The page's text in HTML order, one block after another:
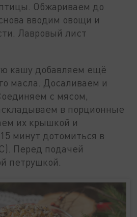
Обжариваем до
вводим овощи и
Лавровый лист
кашу добавляем ещё
масла. Досаливаем и
с мясом,
в порционные
их крышкой и
минут дотомиться в
Перед подачей
петрушкой.